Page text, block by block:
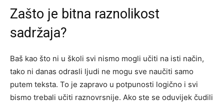
Zašto je bitna raznolikost
sadržaja?
Baš kao što ni u školi svi nismo mogli učiti na isti način,
tako ni danas odrasli ljudi ne mogu sve naučiti samo
putem teksta. To je zapravo u potpunosti logično i svi
bismo trebali učiti raznovrsnije. Ako ste se oduvijek čudili